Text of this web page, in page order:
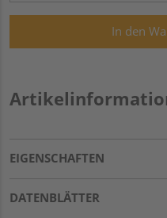
In den
EIGENSCHAFTEN
DATENBLÄTTER